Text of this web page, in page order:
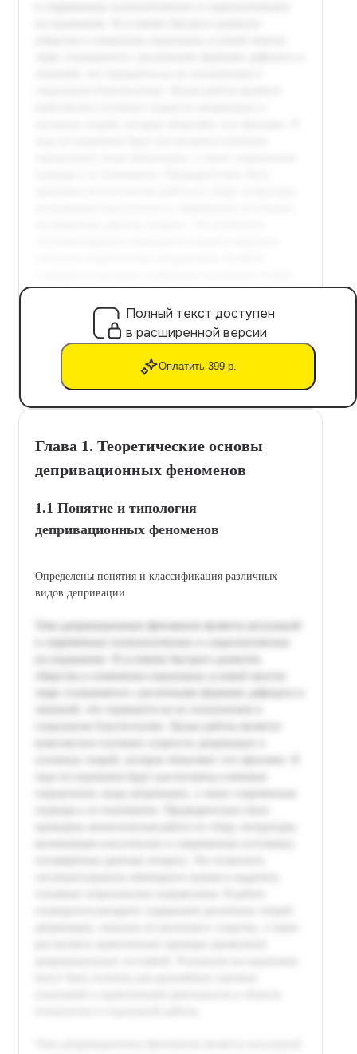
Полный текст доступен
в расширенной версии
Оплатить 399 р.
Глава 1. Теоретические основы
депривационных феноменов
1.1 Понятие и типология
депривационных феноменов
Определены понятия и классификация различных
видов депривации.